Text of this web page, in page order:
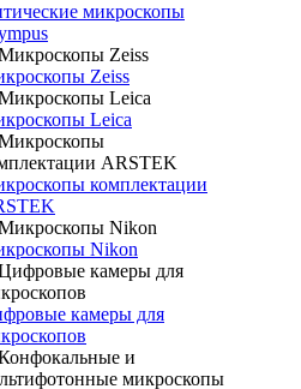
микроскопы
Zeiss
Leica
комплектации
Nikon
камеры для